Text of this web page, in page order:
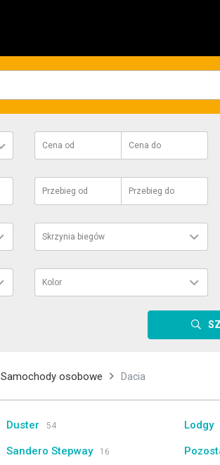
Cena od Cena do
Przebieg od Przebieg do
Skrzynia biegów
Kolor
Samochody osobowe Dacia
Duster 54 Lodgy
Sandero Stepway 16